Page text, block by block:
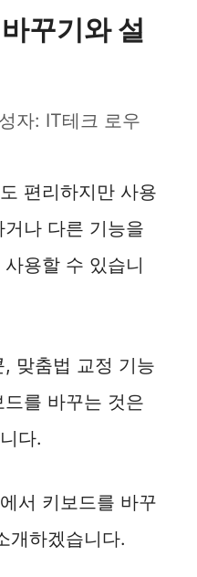
꾸기와 설
자: IT테크 로우
편리하지만 사용
나 다른 기능을
용할 수 있습니
맞춤법 교정 기능
를 바꾸는 것은
다.
서 키보드를 바꾸
개하겠습니다.